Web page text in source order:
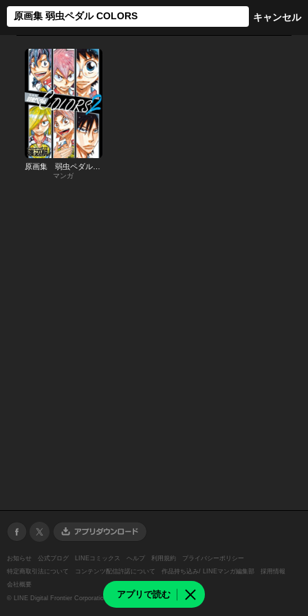
アプリで読む
原画集 弱虫ペダルCOLORS
マンガ
お知らせ 公式ブログ LINEコミックス ヘルプ 利用規約
プライバシーポリシー
特定商取引法について
コンテンツ配信許諾について 作品持ち込み/ LINEマンガ編集部
採用情報
会社概要
© LINE Digital Frontier Corporation